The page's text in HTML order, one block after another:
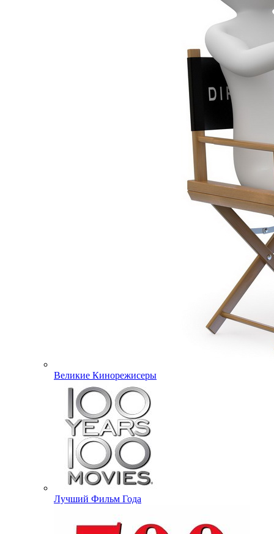
Великие Кинорежисеры
Лучший Фильм Года